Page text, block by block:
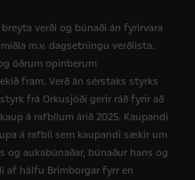
verði og búnaði án fyrirvara
m.v. dagsetningu verðlista.
öðrum opinberum
fram. Verð án sérstaks styrks
frá Orkusjóði gerir ráð fyrir að
á rafbílum árið 2025. Kaupandi
á rafbíl sem kaupandi sækir um
aukabúnaðar, búnaður hans og
af hálfu Brimborgar fyrr en